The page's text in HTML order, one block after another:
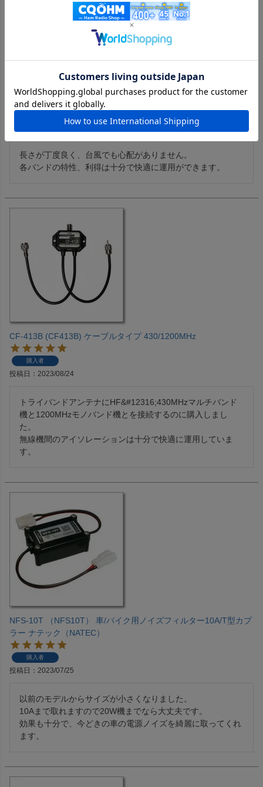
【大型個別送料】X5000（X-5000） 144/430/1200MHz帯高利得
3バンドGP【1.8m】
2023/08/24
長さが丁度良く、台風でも心配がありません。
各バンドの特性、利得は十分で快適に運用ができます。
CF-413B (CF413B) ケーブルタイプ 430/1200MHz
購入者
投稿日 2023/08/24
トライバンドアンテナにHF&#12316;430MHzマルチバンド
機と1200MHzモノバンド機とを接続するのに購入しまし
た。
無線機間のアイソレーションは十分で快適に運用していま
す。
NFS-10T （NFS10T） 車/バイク用ノイズフィルター10A/T型カプ
ラー ナテック（NATEC）
購入者
投稿日 2023/07/25
以前のモデルからサイズが小さくなりました。
10Aまで取れますので20W機までなら大丈夫です。
効果も十分で、今どきの車の電源ノイズを綺麗に取ってくれ
ます。